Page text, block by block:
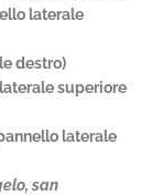
laterale
destro)
superiore
laterale
san